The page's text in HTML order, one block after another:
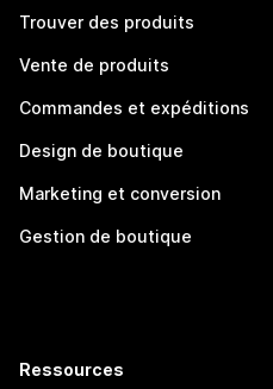
Trouver des produits
Vente de produits
Commandes et expéditions
Design de boutique
Marketing et conversion
Gestion de boutique
Ressources